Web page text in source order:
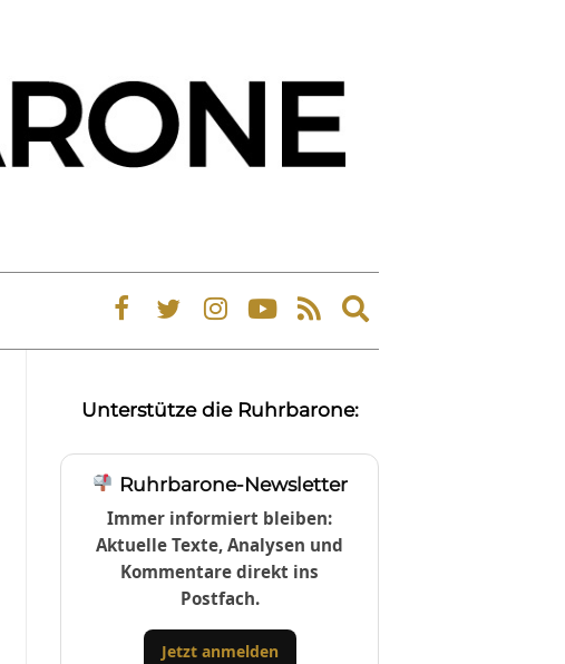
Expand
search
Unterstütze die Ruhrbarone:
Ruhrbarone-Newsletter
Immer informiert bleiben:
Aktuelle Texte, Analysen und
Kommentare direkt ins
Postfach.
Jetzt anmelden